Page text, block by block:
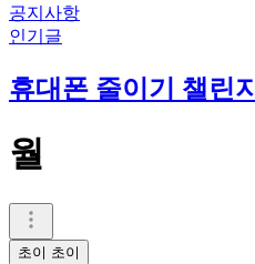
공지사항
인기글
휴대폰 줄이기 챌린지
월
초이 초이